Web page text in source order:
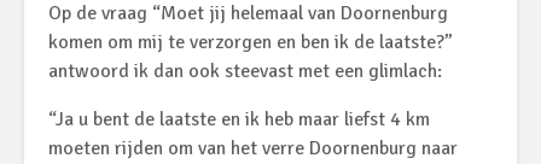
Op de vraag “Moet jij helemaal van Doornenburg
komen om mij te verzorgen en ben ik de laatste?”
antwoord ik dan ook steevast met een glimlach:
“Ja u bent de laatste en ik heb maar liefst 4 km
moeten rijden om van het verre Doornenburg naar